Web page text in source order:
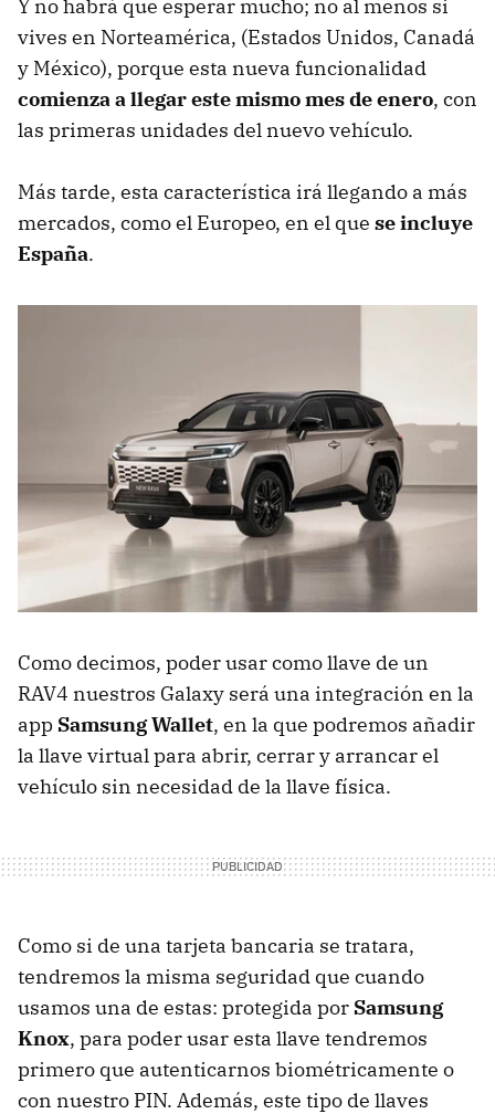
Y no habrá que esperar mucho; no al menos si
vives en Norteamérica, (Estados Unidos, Canadá
y México), porque esta nueva funcionalidad
comienza a llegar este mismo mes de enero, con
las primeras unidades del nuevo vehículo.
Más tarde, esta característica irá llegando a más
mercados, como el Europeo, en el que se incluye
España.
Como decimos, poder usar como llave de un
RAV4 nuestros Galaxy será una integración en la
app Samsung Wallet, en la que podremos añadir
la llave virtual para abrir, cerrar y arrancar el
vehículo sin necesidad de la llave física.
Como si de una tarjeta bancaria se tratara,
tendremos la misma seguridad que cuando
usamos una de estas: protegida por Samsung
Knox, para poder usar esta llave tendremos
primero que autenticarnos biométricamente o
con nuestro PIN. Además, este tipo de llaves